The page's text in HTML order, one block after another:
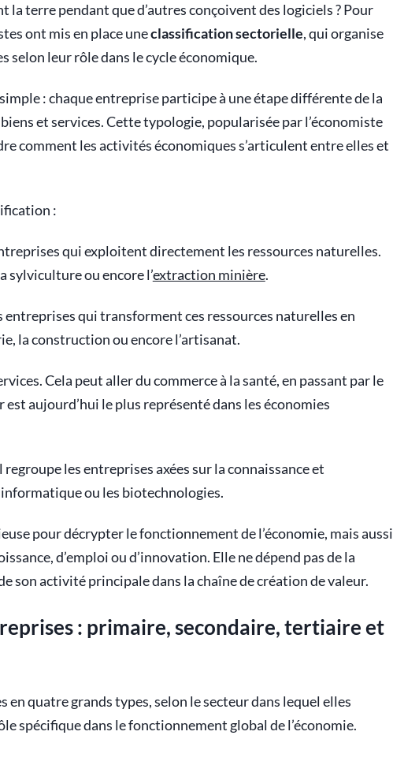
terre pendant que d’autres conçoivent des logiciels ? Pour
ont mis en place uneclassification sectorielle, qui organise
selon leur rôle dans le cycle économique.
: chaque entreprise participe à une étape différente de la
et services. Cette typologie, popularisée par l’économiste
comment les activités économiques s’articulent entre elles et
:
qui exploitent directement les ressources naturelles.
sylviculture ou encore l’extraction minière.
entreprises qui transforment ces ressources naturelles en
la construction ou encore l’artisanat.
Cela peut aller du commerce à la santé, en passant par le
aujourd’hui le plus représenté dans les économies
regroupe les entreprises axées sur la connaissance et
ou les biotechnologies.
pour décrypter le fonctionnement de l’économie, mais aussi
d’emploi ou d’innovation. Elle ne dépend pas de la
son activité principale dans la chaîne de création de valeur.
: primaire, secondaire, tertiaire et
en quatre grands types, selon le secteur dans lequel elles
spécifique dans le fonctionnement global de l’économie.